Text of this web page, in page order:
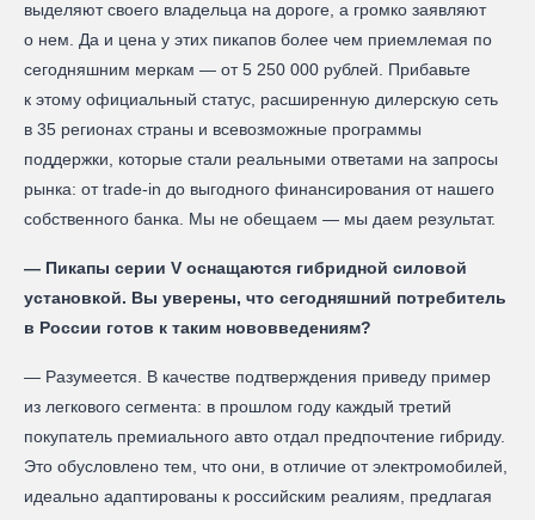
выделяют своего владельца на дороге, а громко заявляют
о нем. Да и цена у этих пикапов более чем приемлемая по
сегодняшним меркам — от 5 250 000 рублей. Прибавьте
к этому официальный статус, расширенную дилерскую сеть
в 35 регионах страны и всевозможные программы
поддержки, которые стали реальными ответами на запросы
рынка: от trade-in до выгодного финансирования от нашего
собственного банка. Мы не обещаем — мы даем результат.
— Пикапы серии V оснащаются гибридной силовой
установкой. Вы уверены, что сегодняшний потребитель
в России готов к таким нововведениям?
— Разумеется. В качестве подтверждения приведу пример
из легкового сегмента: в прошлом году каждый третий
покупатель премиального авто отдал предпочтение гибриду.
Это обусловлено тем, что они, в отличие от электромобилей,
идеально адаптированы к российским реалиям, предлагая